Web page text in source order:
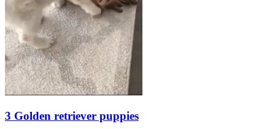
3 Golden retriever puppies